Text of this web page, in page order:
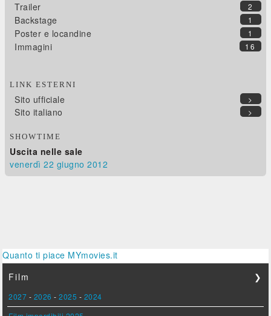
2
Trailer
1
Backstage
1
Poster e locandine
16
Immagini
LINK ESTERNI
>
Sito ufficiale
>
Sito italiano
SHOWTIME
Uscita nelle sale
venerdì 22 giugno 2012
Quanto ti piace MYmovies.it
Film
❯
2027 - 2026 -2025 - 2024